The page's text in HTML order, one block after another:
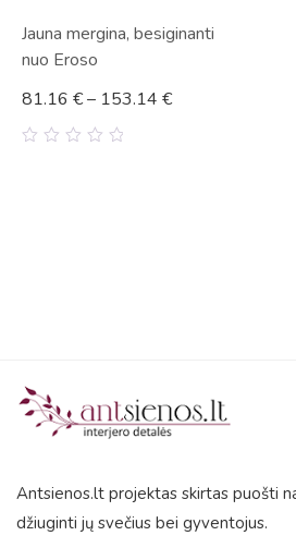
Jauna mergina, besiginanti
nuo Eroso
81.16 €– 153.14 €
Antsienos.lt projektas skirtas puošti
džiuginti jų svečius bei gyventojus.